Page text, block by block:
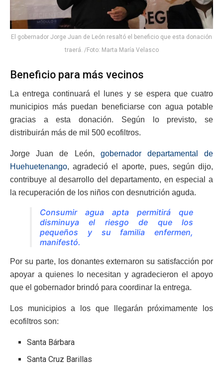
El gobernador Jorge Juan de León resaltó el beneficio que esta donación
traerá. /Foto: Marta María Velasco
Beneficio para más vecinos
La entrega continuará el lunes y se espera que cuatro
municipios más puedan beneficiarse con agua potable
gracias a esta donación. Según lo previsto, se
distribuirán más de mil 500 ecofiltros.
Jorge Juan de León, gobernador departamental de
Huehuetenango, agradeció el aporte, pues, según dijo,
contribuye al desarrollo del departamento, en especial a
la recuperación de los niños con desnutrición aguda.
Consumir agua apta permitirá que
disminuya el riesgo de que los
pequeños y su familia enfermen,
manifestó.
Por su parte, los donantes externaron su satisfacción por
apoyar a quienes lo necesitan y agradecieron el apoyo
que el gobernador brindó para coordinar la entrega.
Los municipios a los que llegarán próximamente los
ecofiltros son:
Santa Bárbara
Santa Cruz Barillas